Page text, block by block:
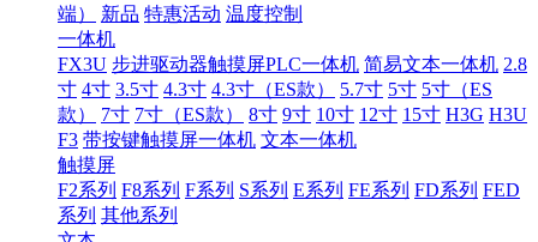
端）
新品 特惠活动 温度控制
一体机
FX3U 步进驱动器触摸屏PLC一体机 简易文本一体机 2.8
寸 4寸 3.5寸 4.3寸 4.3寸（ES款） 5.7寸 5寸 5寸（ES
款）
7寸 7寸（ES款） 8寸 9寸 10寸 12寸 15寸 H3G H3U
F3 带按键触摸屏一体机 文本一体机
触摸屏
F2系列 F8系列 F系列 S系列 E系列 FE系列 FD系列 FED
系列 其他系列